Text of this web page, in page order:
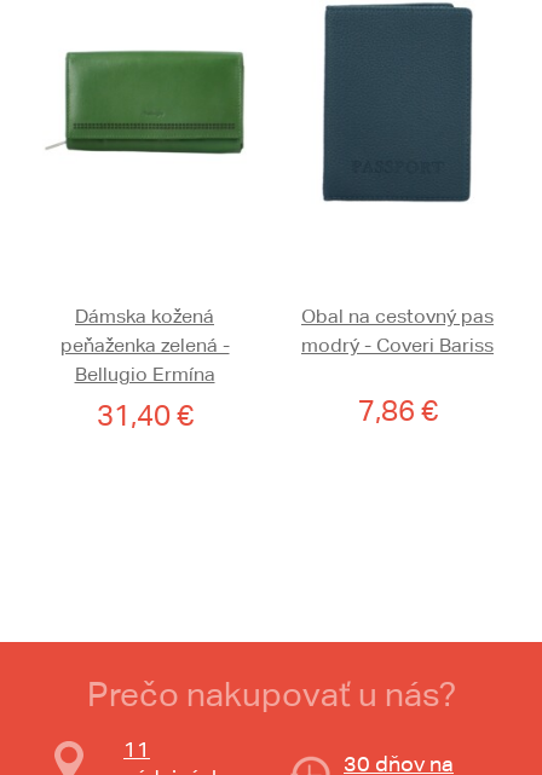
Dámska kožená
peňaženka zelená -
Bellugio Ermína
31,40 €
Obal na cestovný pas
modrý - Coveri Bariss
7,86 €
Prečo nakupovať u nás?
11
30 dňov na